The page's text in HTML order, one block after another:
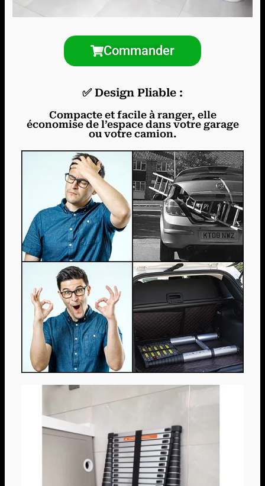
Commander
✅ Design Pliable :
Compacte et facile à ranger, elle
économise de l’espace dans votre garage
ou votre camion.